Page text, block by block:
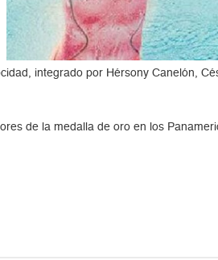
integrado por Hérsony Canelón,
de la medalla de oro en los